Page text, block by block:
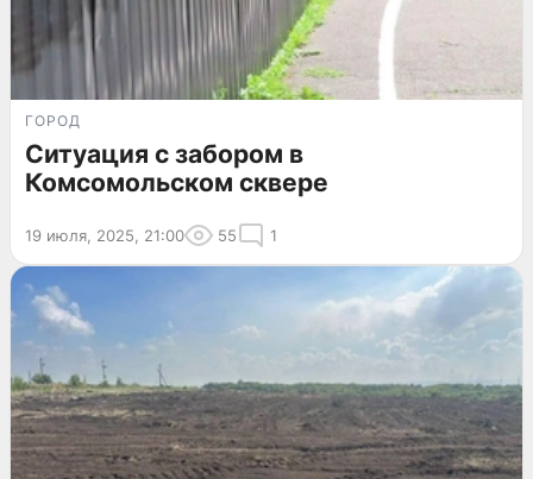
ГОРОД
Ситуация с забором в
Комсомольском сквере
19 июля, 2025, 21:00 55 1